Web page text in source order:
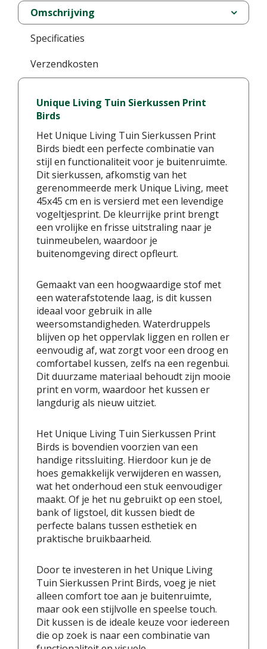
Omschrijving
Specificaties
Verzendkosten
Unique Living Tuin Sierkussen Print
Birds
Het Unique Living Tuin Sierkussen Print
Birds biedt een perfecte combinatie van
stijl en functionaliteit voor je buitenruimte.
Dit sierkussen, afkomstig van het
gerenommeerde merk Unique Living, meet
45x45 cm en is versierd met een levendige
vogeltjesprint. De kleurrijke print brengt
een vrolijke en frisse uitstraling naar je
tuinmeubelen, waardoor je
buitenomgeving direct opfleurt.
Gemaakt van een hoogwaardige stof met
een waterafstotende laag, is dit kussen
ideaal voor gebruik in alle
weersomstandigheden. Waterdruppels
blijven op het oppervlak liggen en rollen er
eenvoudig af, wat zorgt voor een droog en
comfortabel kussen, zelfs na een regenbui.
Dit duurzame materiaal behoudt zijn mooie
print en vorm, waardoor het kussen er
langdurig als nieuw uitziet.
Het Unique Living Tuin Sierkussen Print
Birds is bovendien voorzien van een
handige ritssluiting. Hierdoor kun je de
hoes gemakkelijk verwijderen en wassen,
wat het onderhoud een stuk eenvoudiger
maakt. Of je het nu gebruikt op een stoel,
bank of ligstoel, dit kussen biedt de
perfecte balans tussen esthetiek en
praktische bruikbaarheid.
Door te investeren in het Unique Living
Tuin Sierkussen Print Birds, voeg je niet
alleen comfort toe aan je buitenruimte,
maar ook een stijlvolle en speelse touch.
Dit kussen is de ideale keuze voor iedereen
die op zoek is naar een combinatie van